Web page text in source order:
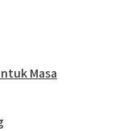
Masa